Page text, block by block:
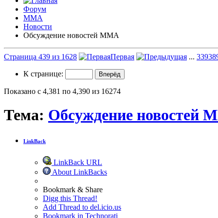
Форум
ММА
Новости
Обсуждение новостей ММА
Страница 439 из 1628 Первая ... 339
К странице:
Показано с 4,381 по 4,390 из 16274
Тема: Обсуждение новостей
LinkBack
LinkBack URL
About LinkBacks
Bookmark & Share
Digg this Thread!
Add Thread to del.icio.us
Bookmark in Technorati